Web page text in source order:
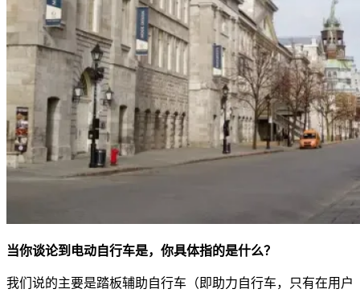
当你谈论到电动自行车是，你具体指的是什么？
我们说的主要是踏板辅助自行车（即助力自行车，只有在用户